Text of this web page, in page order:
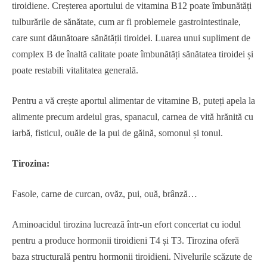
tiroidiene. Creșterea aportului de vitamina B12 poate îmbunătăți
tulburările de sănătate, cum ar fi problemele gastrointestinale,
care sunt dăunătoare sănătății tiroidei. Luarea unui supliment de
complex B de înaltă calitate poate îmbunătăți sănătatea tiroidei și
poate restabili vitalitatea generală.
Pentru a vă crește aportul alimentar de vitamine B, puteți apela la
alimente precum ardeiul gras, spanacul, carnea de vită hrănită cu
iarbă, fisticul, ouăle de la pui de găină, somonul și tonul.
Tirozina:
Fasole, carne de curcan, ovăz, pui, ouă, brânză…
Aminoacidul tirozina lucrează într-un efort concertat cu iodul
pentru a produce hormonii tiroidieni T4 și T3. Tirozina oferă
baza structurală pentru hormonii tiroidieni. Nivelurile scăzute de